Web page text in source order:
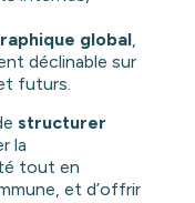
global,
déclinable sur
futurs.
structurer
la
tout en
et d’offrir